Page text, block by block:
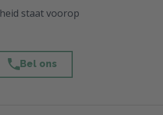
staat voorop
Bel ons